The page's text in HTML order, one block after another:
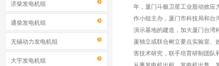
济柴发电机组
通柴发电机组
无锡动力发电机组
大宇发电机组
年，厦门斗极卫星工业股动效应
作小组主办，厦门市科技局和台
演示基地的建造，加大厦门台湾
厦独立或联合树立要点实验室、
害技术研究，联手培育研制团队